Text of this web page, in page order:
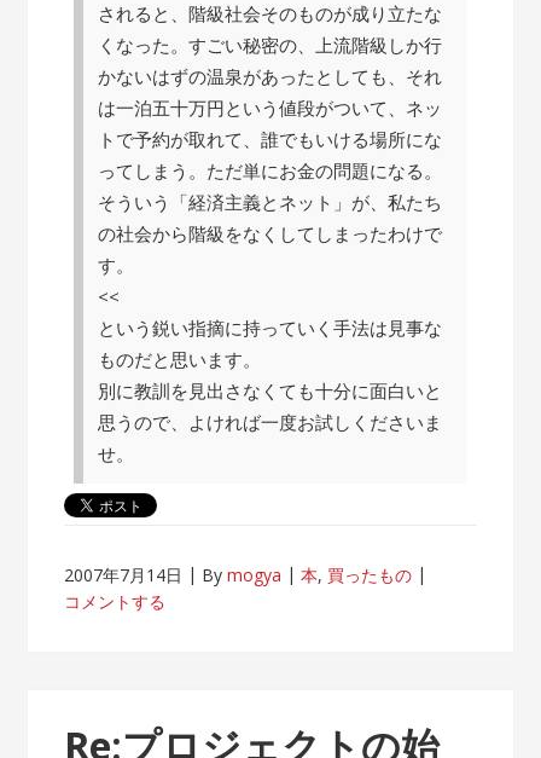
されると、階級社会そのものが成り立たな
くなった。すごい秘密の、上流階級しか行
かないはずの温泉があったとしても、それ
は一泊五十万円という値段がついて、ネッ
トで予約が取れて、誰でもいける場所にな
ってしまう。ただ単にお金の問題になる。
そういう「経済主義とネット」が、私たち
の社会から階級をなくしてしまったわけで
す。
<<
という鋭い指摘に持っていく手法は見事な
ものだと思います。
別に教訓を見出さなくても十分に面白いと
思うので、よければ一度お試しくださいま
せ。
2007年7月14日 Bymogya 本, 買ったもの
コメントする
Re:プロジェクトの始